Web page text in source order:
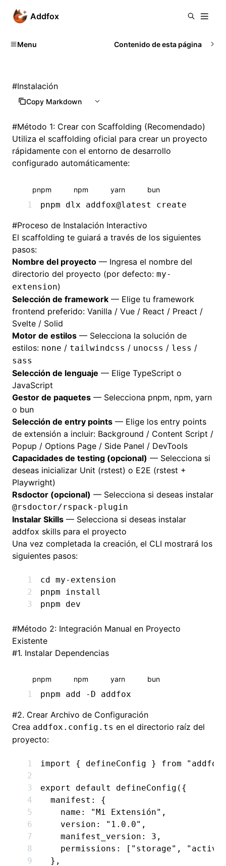
Addfox
Menu Contenido de esta página
#Instalación
Copy Markdown
#Método 1: Crear con Scaffolding (Recomendado)
Utiliza el scaffolding oficial para crear un proyecto
rápidamente con el entorno de desarrollo
configurado automáticamente:
pnpm npm yarn bun
pnpm dlx addfox@latest create
#Proceso de Instalación Interactivo
El scaffolding te guiará a través de los siguientes
pasos:
Nombre del proyecto — Ingresa el nombre del
directorio del proyecto (por defecto: my-
extension)
Selección de framework — Elige tu framework
frontend preferido: Vanilla / Vue / React / Preact /
Svelte / Solid
Motor de estilos — Selecciona la solución de
estilos: none / tailwindcss / unocss / less /
sass
Selección de lenguaje — Elige TypeScript o
JavaScript
Gestor de paquetes — Selecciona pnpm, npm, yarn
o bun
Selección de entry points — Elige los entry points
de extensión a incluir: Background / Content Script /
Popup / Options Page / Side Panel / DevTools
Capacidades de testing (opcional) — Selecciona si
deseas inicializar Unit (rstest) o E2E (rstest +
Playwright)
Rsdoctor (opcional) — Selecciona si deseas instalar
@rsdoctor/rspack-plugin
Instalar Skills — Selecciona si deseas instalar
addfox skills para el proyecto
Una vez completada la creación, el CLI mostrará los
siguientes pasos:
cd my-extension
pnpm install
pnpm dev
#Método 2: Integración Manual en Proyecto
Existente
#1. Instalar Dependencias
pnpm npm yarn bun
pnpm add -D addfox
#2. Crear Archivo de Configuración
Crea addfox.config.ts en el directorio raíz del
proyecto:
import { defineConfig } from
export default defineConfig ({
  manifest
:
{
    name
: "Mi Extensión" ,
    version
: "1.0.0" ,
    manifest_version
: 3 ,
    permissions
: [ "storage" ,
  }
,